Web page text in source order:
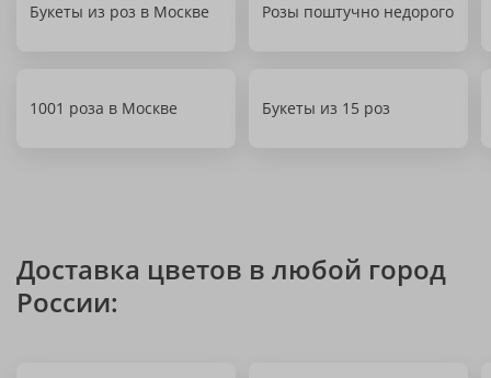
Букеты из роз в Москве Розы поштучно недорого
1001 роза в Москве Букеты из 15 роз
Доставка цветов в любой город
России: